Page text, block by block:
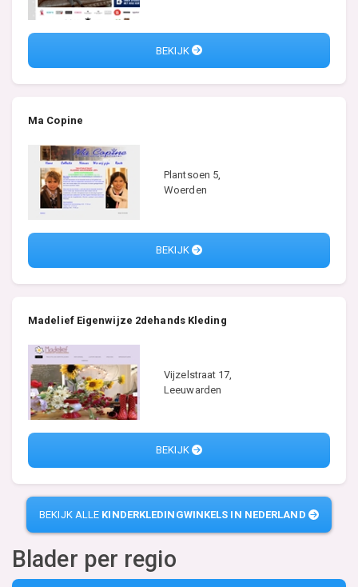
BEKIJK
Ma Copine
Plantsoen 5,
Woerden
BEKIJK
Madelief Eigenwijze 2dehands Kleding
Vijzelstraat 17,
Leeuwarden
BEKIJK
BEKIJK ALLE KINDERKLEDINGWINKELS IN NEDERLAND
Blader per regio